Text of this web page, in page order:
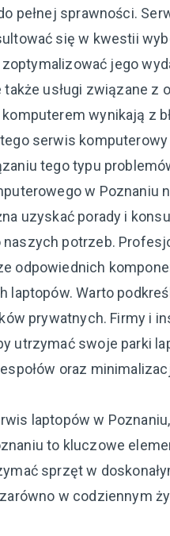
pełnej sprawności.
się w kwestii
jego
usługi związane z
wynikają z
serwis
tego typu
w Poznaniu
uzyskać porady i
potrzeb.
odpowiednich
laptopów. Warto
prywatnych. Firmy i
utrzymać swoje parki
oraz
laptopów w
to kluczowe
sprzęt w
w codziennym